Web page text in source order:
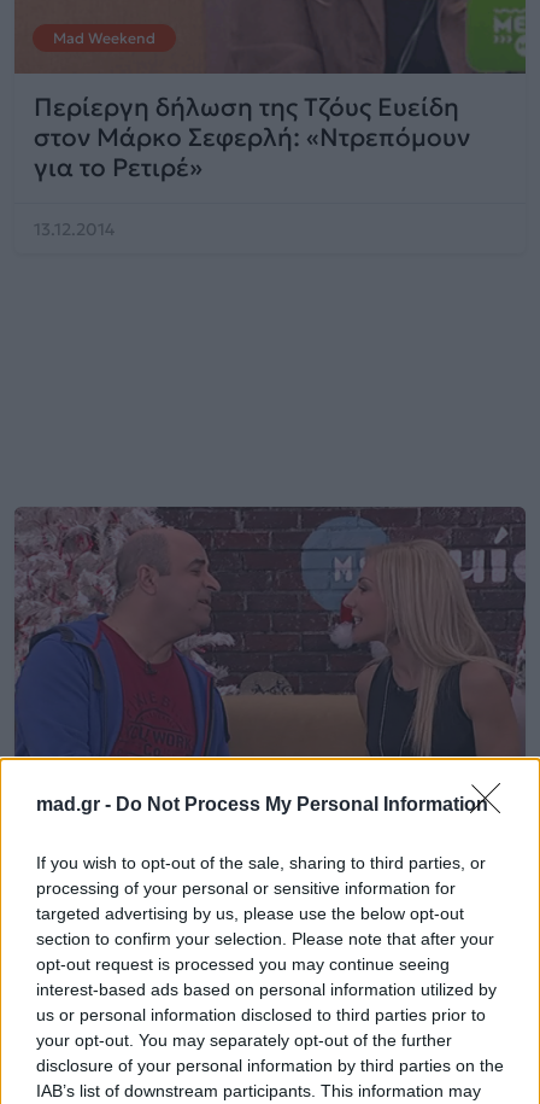
mad.gr - Do Not Process My Personal Information
If you wish to opt-out of the sale, sharing to third parties, or
processing of your personal or sensitive information for
targeted advertising by us, please use the below opt-out
section to confirm your selection. Please note that after your
opt-out request is processed you may continue seeing
interest-based ads based on personal information utilized by
us or personal information disclosed to third parties prior to
your opt-out. You may separately opt-out of the further
disclosure of your personal information by third parties on the
IAB’s list of downstream participants. This information may
Mad Weekend
Περίεργη δήλωση της Τζόυς Ευείδη
στον Μάρκο Σεφερλή: «Ντρεπόμουν
για το Ρετιρέ»
13.12.2014
Το υπονοούμενο της Έλενας Τσαβαλιά
στον Σεφερλή: «Εκεί που
νυχτοπερπατάς…»
09.12.2014